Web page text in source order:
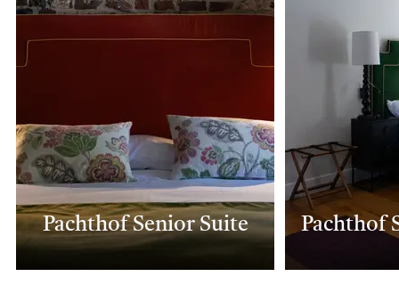
Pachthof Senior Suite